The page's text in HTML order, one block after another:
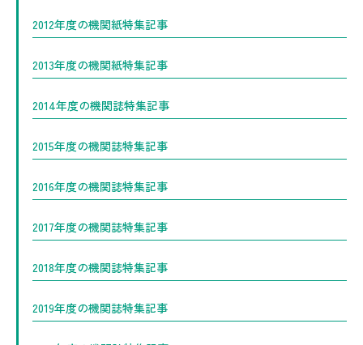
2012年度の機関紙特集記事
2013年度の機関紙特集記事
2014年度の機関誌特集記事
2015年度の機関誌特集記事
2016年度の機関誌特集記事
2017年度の機関誌特集記事
2018年度の機関誌特集記事
2019年度の機関誌特集記事